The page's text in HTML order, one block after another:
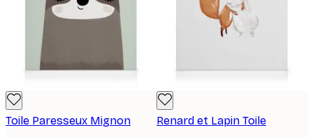
Toile Paresseux Mignon Renard et Lapin Toile